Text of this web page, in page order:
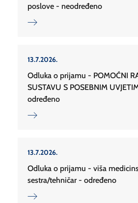
poslove - neodređeno
13.7.2026.
Odluka o prijamu - POMOĆNI
SUSTAVU S POSEBNIM
određeno
13.7.2026.
Odluka o prijamu - viša
sestra/tehničar - određeno